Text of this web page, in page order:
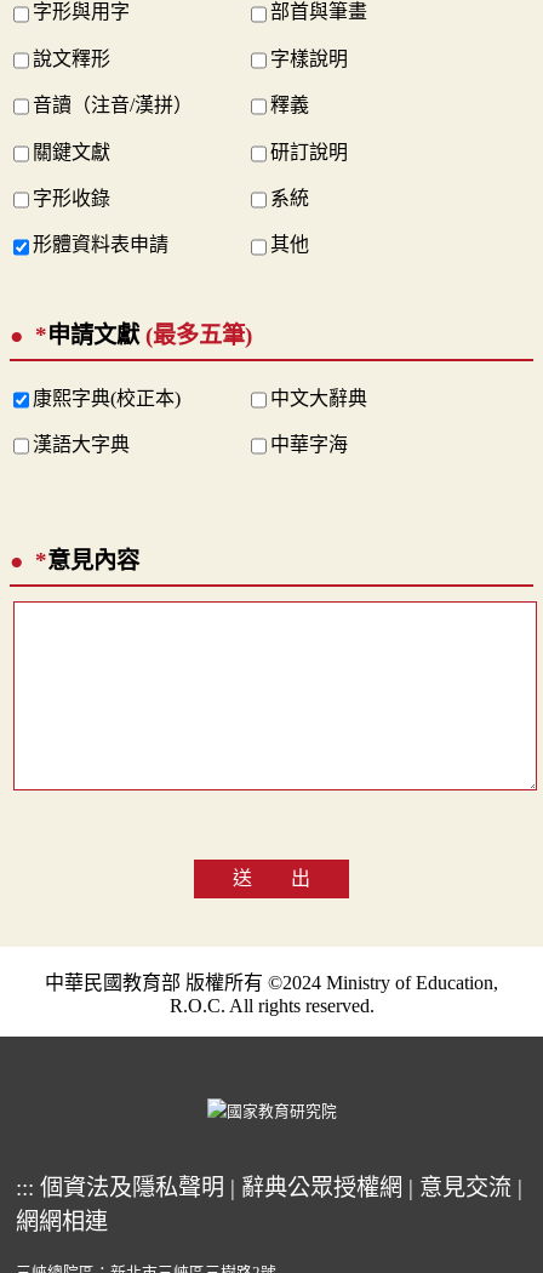
字形與用字 部首與筆畫
說文釋形 字樣說明
音讀（注音/漢拼） 釋義
關鍵文獻 研訂說明
字形收錄 系統
形體資料表申請 其他
*申請文獻 (最多五筆)
康熙字典(校正本) 中文大辭典
漢語大字典 中華字海
*意見內容
送 出
中華民國教育部 版權所有 ©2024 Ministry of Education,
R.O.C. All rights reserved.
::: 個資法及隱私聲明 | 辭典公眾授權網 | 意見交流 |
網網相連